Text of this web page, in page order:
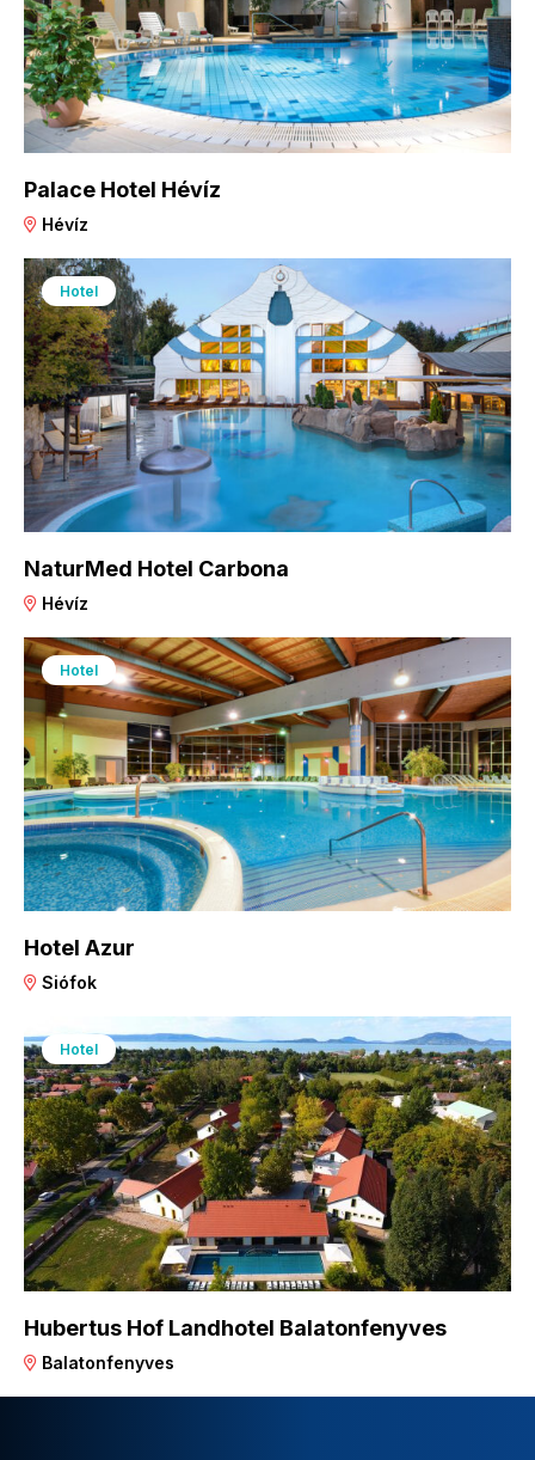
Palace Hotel Hévíz
Hévíz
Hotel
NaturMed Hotel Carbona
Hévíz
Hotel
Hotel Azur
Siófok
Hotel
Hubertus Hof Landhotel Balatonfenyves
Balatonfenyves